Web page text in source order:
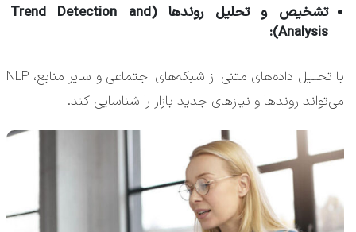
تشخیص و تحلیل روندها (Trend Detection and
Analysis):
با تحلیل داده‌های متنی از شبکه‌های اجتماعی و سایر منابع، NLP
می‌تواند روندها و نیازهای جدید بازار را شناسایی کند.